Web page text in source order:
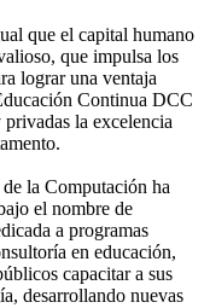
que el capital humano
que impulsa los
lograr una ventaja
Continua DCC
la excelencia
la Computación ha
el nombre de
a programas
en educación,
capacitar a sus
desarrollando nuevas